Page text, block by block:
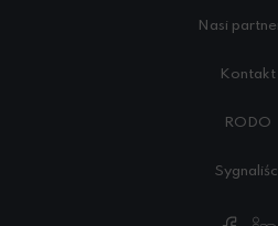
Nasi
Kontakt
RODO